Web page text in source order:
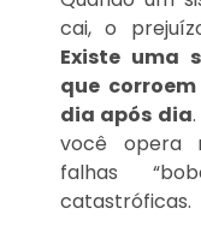
cai, o
Existe uma
que
dia após dia
você opera
falhas
catastróficas.